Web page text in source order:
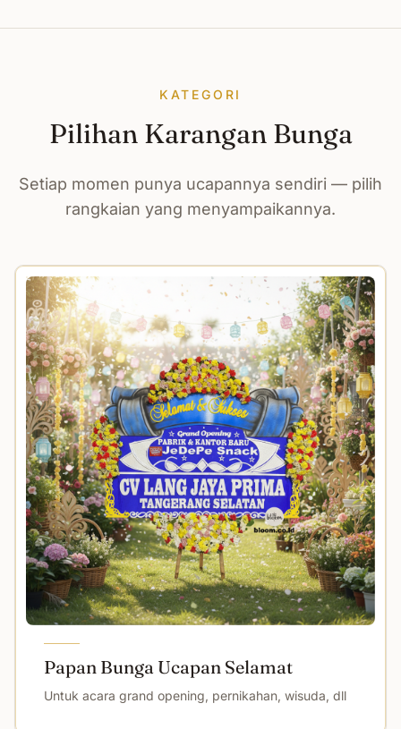
KATEGORI
Pilihan Karangan Bunga
Setiap momen punya ucapannya sendiri — pilih
rangkaian yang menyampaikannya.
Papan Bunga Ucapan Selamat
Untuk acara grand opening, pernikahan, wisuda, dll